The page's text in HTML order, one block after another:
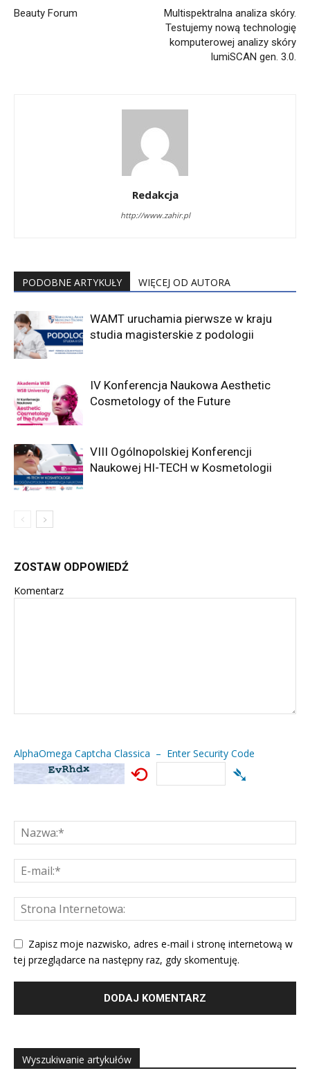
Beauty Forum
Multispektralna analiza skóry.
Testujemy nową technologię
komputerowej analizy skóry
lumiSCAN gen. 3.0.
Redakcja
http://www.zahir.pl
PODOBNE ARTYKUŁY WIĘCEJ OD AUTORA
WAMT uruchamia pierwsze w kraju
studia magisterskie z podologii
IV Konferencja Naukowa Aesthetic
Cosmetology of the Future
VIII Ogólnopolskiej Konferencji
Naukowej HI-TECH w Kosmetologii
ZOSTAW ODPOWIEDŹ
Komentarz
AlphaOmega Captcha Classica – Enter Security Code
⟲ ➴
Zapisz moje nazwisko, adres e-mail i stronę internetową w
tej przeglądarce na następny raz, gdy skomentuję.
Wyszukiwanie artykułów